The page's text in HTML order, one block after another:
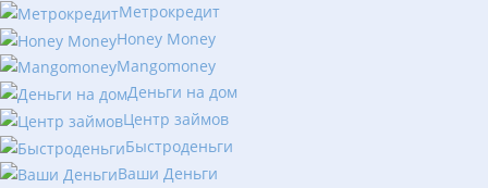
Метрокредит
Honey Money
Mangomoney
Деньги на дом
Центр займов
Быстроденьги
Ваши Деньги